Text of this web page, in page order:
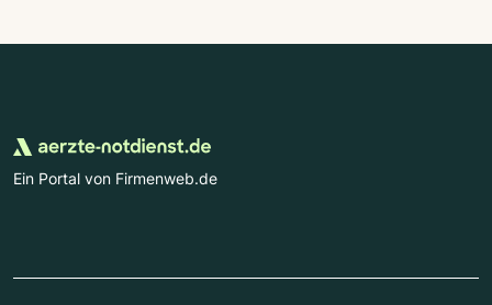
Ein Portal von Firmenweb.de